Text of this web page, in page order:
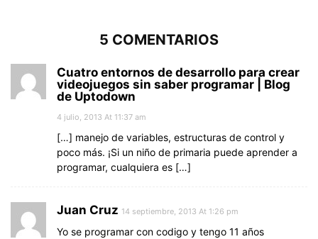
5 COMENTARIOS
Cuatro entornos de desarrollo para crear
videojuegos sin saber programar | Blog
de Uptodown
4 julio, 2013 At 11:37 am
[…] manejo de variables, estructuras de control y
poco más. ¡Si un niño de primaria puede aprender a
programar, cualquiera es […]
Juan Cruz 14 septiembre, 2013 At 1:26 pm
Yo se programar con codigo y tengo 11 años